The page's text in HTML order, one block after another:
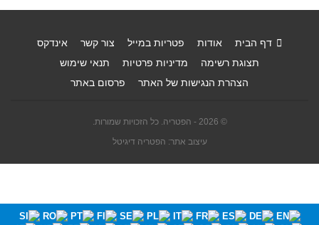
דף הבית אודות פטריות במייל צור קשר
אינדקס
תצוגת רשימה
מדיניות פרטיות
תנאי שימוש
הצהרת הנגישות של האתר
פרסום באתר
© 2026 - הפטריה. כל הזכויות שמורות.
עיצוב אתר: הפטריה דיגיטל